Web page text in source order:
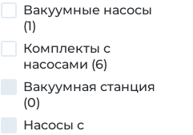
Вакуумные насосы
(1)
Комплекты с
насосами (6)
Вакуумная станция
(0)
Насосы с